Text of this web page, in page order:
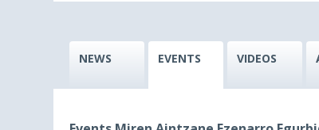
NEWS EVENTS VIDEOS